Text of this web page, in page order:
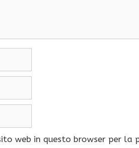
web in questo browser per la